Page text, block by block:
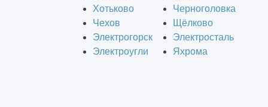
Хотьково
Черноголовка
Чехов
Щёлково
Электрогорск
Электросталь
Электроугли
Яхрома